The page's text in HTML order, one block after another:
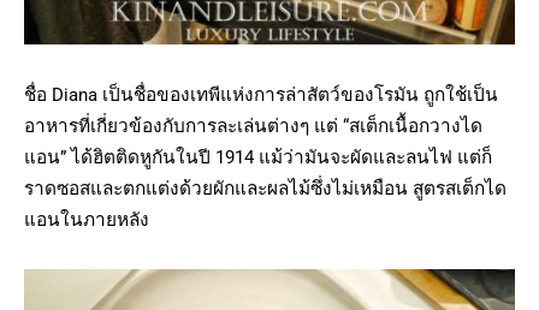
ชื่อ Diana เป็นชื่อของเทพีแห่งการล่าสัตว์ของโรมัน ถูกใช้เป็น
อาหารที่เกี่ยวข้องกับการละเล่นต่างๆ แต่ “สเต็กเนื้อกวางได
แอน” ได้ฮิตติดหูกันในปี 1914 แม้ว่ามันจะผัดและลนไฟ แต่ก็
ราดซอสและตกแต่งด้วยผักและผลไม้ซึ่งไม่เหมือน สูตรสเต็กได
แอนในภายหลัง